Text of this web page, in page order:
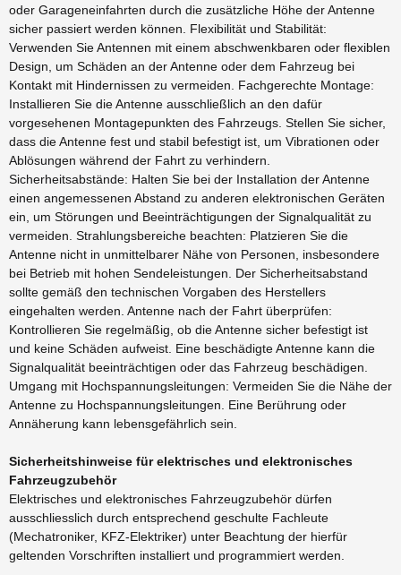
oder Garageneinfahrten durch die zusätzliche Höhe der Antenne
sicher passiert werden können. Flexibilität und Stabilität:
Verwenden Sie Antennen mit einem abschwenkbaren oder flexiblen
Design, um Schäden an der Antenne oder dem Fahrzeug bei
Kontakt mit Hindernissen zu vermeiden. Fachgerechte Montage:
Installieren Sie die Antenne ausschließlich an den dafür
vorgesehenen Montagepunkten des Fahrzeugs. Stellen Sie sicher,
dass die Antenne fest und stabil befestigt ist, um Vibrationen oder
Ablösungen während der Fahrt zu verhindern.
Sicherheitsabstände: Halten Sie bei der Installation der Antenne
einen angemessenen Abstand zu anderen elektronischen Geräten
ein, um Störungen und Beeinträchtigungen der Signalqualität zu
vermeiden. Strahlungsbereiche beachten: Platzieren Sie die
Antenne nicht in unmittelbarer Nähe von Personen, insbesondere
bei Betrieb mit hohen Sendeleistungen. Der Sicherheitsabstand
sollte gemäß den technischen Vorgaben des Herstellers
eingehalten werden. Antenne nach der Fahrt überprüfen:
Kontrollieren Sie regelmäßig, ob die Antenne sicher befestigt ist
und keine Schäden aufweist. Eine beschädigte Antenne kann die
Signalqualität beeinträchtigen oder das Fahrzeug beschädigen.
Umgang mit Hochspannungsleitungen: Vermeiden Sie die Nähe der
Antenne zu Hochspannungsleitungen. Eine Berührung oder
Annäherung kann lebensgefährlich sein.
Sicherheitshinweise für elektrisches und elektronisches
Fahrzeugzubehör
Elektrisches und elektronisches Fahrzeugzubehör dürfen
ausschliesslich durch entsprechend geschulte Fachleute
(Mechatroniker, KFZ-Elektriker) unter Beachtung der hierfür
geltenden Vorschriften installiert und programmiert werden.